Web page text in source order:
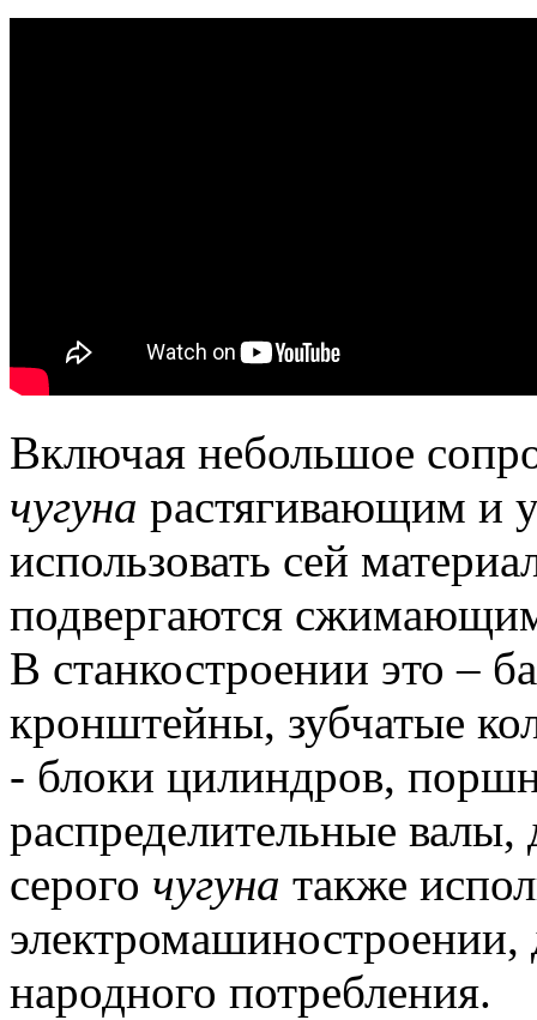
Включая небольшое
чугуна растягивающим и
использовать сей
подвергаются
В станкостроении это –
кронштейны, зубчатые
- блоки цилиндров,
распределительные валы,
серого чугуна также
электромашиностроении,
народного потребления.